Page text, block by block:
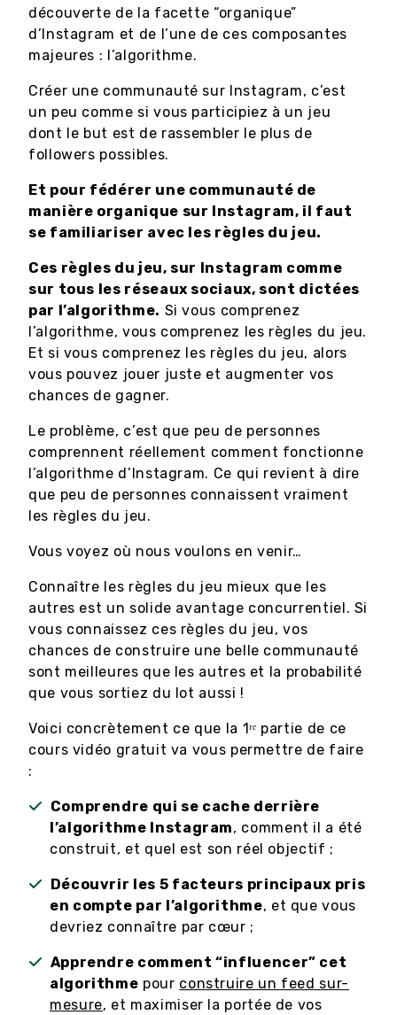
découverte de la facette “organique”
d’Instagram et de l’une de ces composantes
majeures : l’algorithme.
Créer une communauté sur Instagram, c’est
un peu comme si vous participiez à un jeu
dont le but est de rassembler le plus de
followers possibles.
Et pour fédérer une communauté de
manière organique sur Instagram, il faut
se familiariser avec les règles du jeu.
Ces règles du jeu, sur Instagram comme
sur tous les réseaux sociaux, sont dictées
par l’algorithme. Si vous comprenez
l’algorithme, vous comprenez les règles du jeu.
Et si vous comprenez les règles du jeu, alors
vous pouvez jouer juste et augmenter vos
chances de gagner.
Le problème, c’est que peu de personnes
comprennent réellement comment fonctionne
l’algorithme d’Instagram. Ce qui revient à dire
que peu de personnes connaissent vraiment
les règles du jeu.
Vous voyez où nous voulons en venir…
Connaître les règles du jeu mieux que les
autres est un solide avantage concurrentiel. Si
vous connaissez ces règles du jeu, vos
chances de construire une belle communauté
sont meilleures que les autres et la probabilité
que vous sortiez du lot aussi !
Voici concrètement ce que la 1ʳᵉ partie de ce
cours vidéo gratuit va vous permettre de faire
:
Comprendre qui se cache derrière
l’algorithme Instagram, comment il a été
construit, et quel est son réel objectif ;
Découvrir les 5 facteurs principaux pris
en compte par l’algorithme, et que vous
devriez connaître par cœur ;
Apprendre comment “influencer” cet
algorithme pour construire un feed sur-
mesure, et maximiser la portée de vos